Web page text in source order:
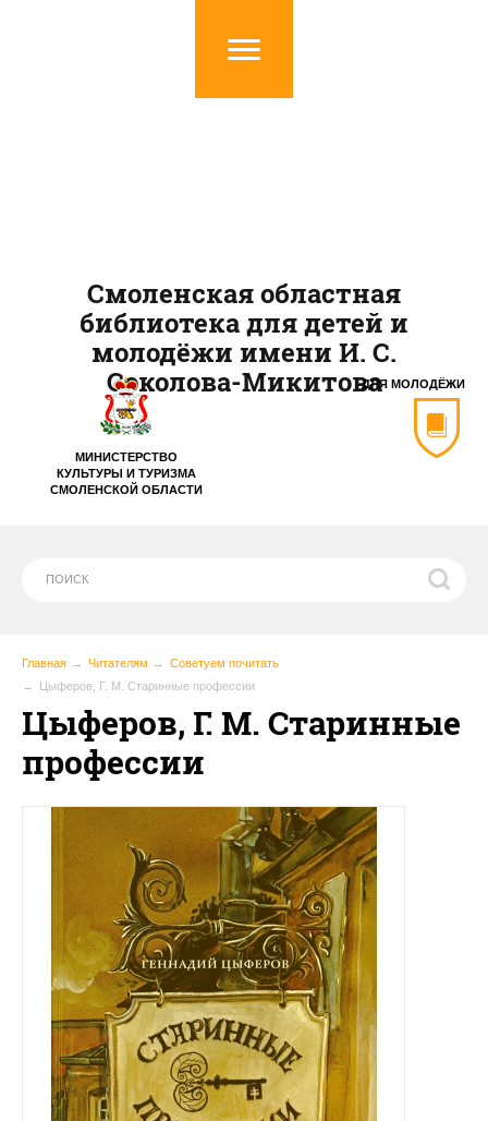
МИНИСТЕРСТВО
КУЛЬТУРЫ И ТУРИЗМА
СМОЛЕНСКОЙ ОБЛАСТИ
ДЛЯ МОЛОДЁЖИ
Смоленская областная
библиотека для детей и
молодёжи имени И. С.
Соколова-Микитова
Главная Читателям
Советуем почитать
Цыферов, Г. М. Старинные профессии
Цыферов, Г. М. Старинные
профессии